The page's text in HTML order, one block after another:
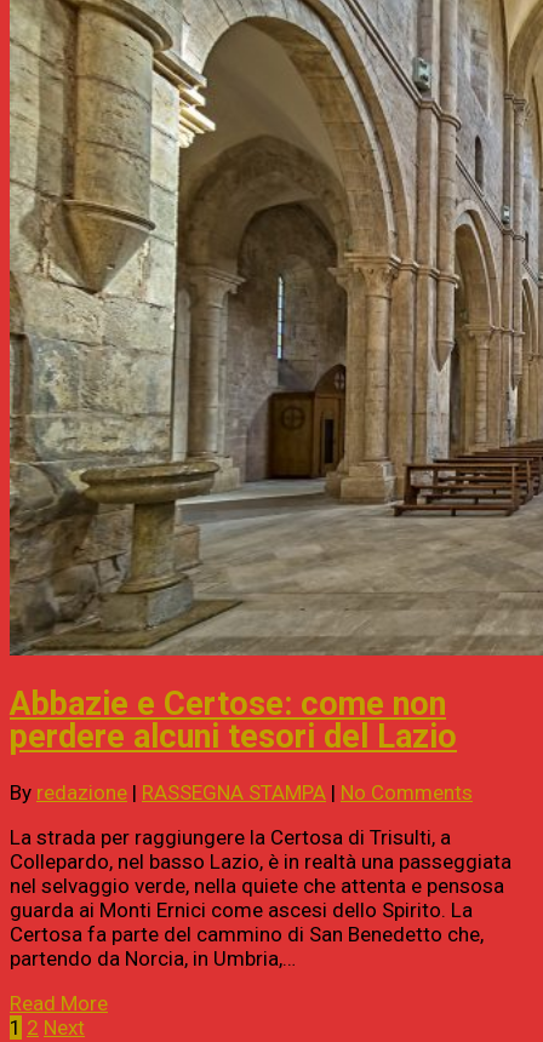
Abbazie e Certose: come non
perdere alcuni tesori del Lazio
By redazione | RASSEGNA STAMPA | No Comments
La strada per raggiungere la Certosa di Trisulti, a
Collepardo, nel basso Lazio, è in realtà una passeggiata
nel selvaggio verde, nella quiete che attenta e pensosa
guarda ai Monti Ernici come ascesi dello Spirito. La
Certosa fa parte del cammino di San Benedetto che,
partendo da Norcia, in Umbria,…
Read More
1 2 Next